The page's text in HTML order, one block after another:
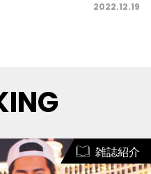
2022.12.19
雑誌紹介